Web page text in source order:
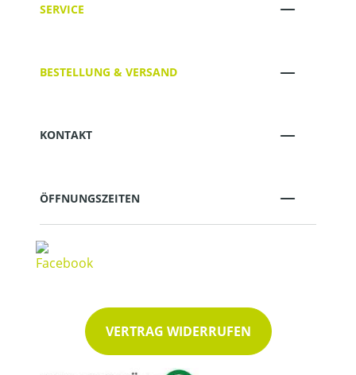
SERVICE
BESTELLUNG & VERSAND
KONTAKT
ÖFFNUNGSZEITEN
VERTRAG WIDERRUFEN